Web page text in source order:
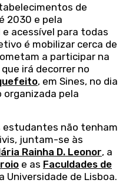
de
2030 e pela
acessível para todas
é mobilizar cerca de
a participar na
irá decorrer no
, em Sines, no dia
organizada pela
estudantes não tenham
juntam-se às
Rainha D. Leonor, a
e as Faculdades de
Universidade de Lisboa.